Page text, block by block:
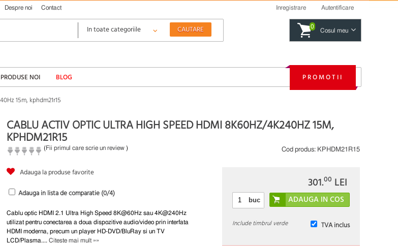
Despre noi Contact Inregistrare Autentificare
0
Cosul meu
PRODUSE NOI BLOG PROMOTII
15m, kphdm21r15
CABLU ACTIV OPTIC ULTRA HIGH SPEED HDMI 8K60HZ/4K240HZ 15M,
KPHDM21R15
(Fii primul care scrie un review ) Cod produs: KPHDM21R15
Adauga la produse favorite
Adauga in lista de comparatie (0/4)
Cablu optic HDMI 2.1 Ultra High Speed 8K@60Hz sau 4K@240Hz
utilizat pentru conectarea a doua dispozitive audio/video prin interfata
HDMI moderna, precum un player HD-DVD/BluRay si un TV
LCD/Plasma.... Citeste mai mult »»
301.00 LEI
buc
TVA inclus
Include timbrul verde